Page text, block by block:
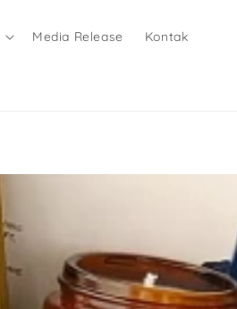
Media Release Kontak